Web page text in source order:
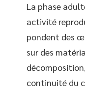
La phase
activité
pondent des
sur des
continuité du